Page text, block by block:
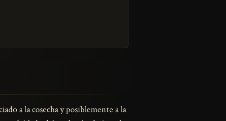
a la cosecha y posiblemente a la